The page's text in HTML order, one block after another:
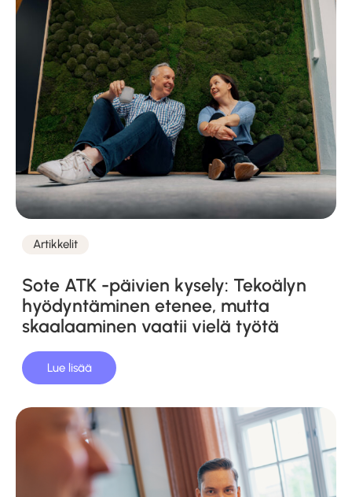
Artikkelit
Sote ATK -päivien kysely: Tekoälyn
hyödyntäminen etenee, mutta
skaalaaminen vaatii vielä työtä
Lue lisää